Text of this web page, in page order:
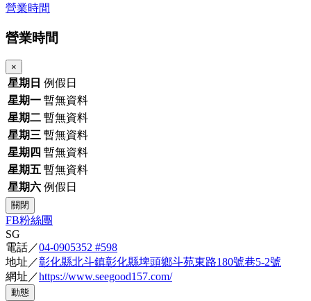
營業時間
營業時間
×
星期日 例假日
星期一 暫無資料
星期二 暫無資料
星期三 暫無資料
星期四 暫無資料
星期五 暫無資料
星期六 例假日
關閉
FB粉絲團
SG
電話／04-0905352 #598
地址／彰化縣北斗鎮彰化縣埤頭鄉斗苑東路180號巷5-2號
網址／https://www.seegood157.com/
動態